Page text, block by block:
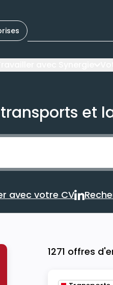
et
Vous aurez 10
Rechercher avec
avec votre CV
1271 offres